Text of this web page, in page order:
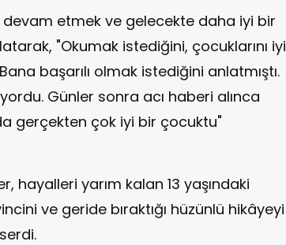
devam etmek ve gelecekte daha iyi bir
"Okumak istediğini, çocuklarını iyi
başarılı olmak istediğini anlatmıştı.
Günler sonra acı haberi alınca
gerçekten çok iyi bir çocuktu"
hayalleri yarım kalan 13 yaşındaki
ve geride bıraktığı hüzünlü hikâyeyi